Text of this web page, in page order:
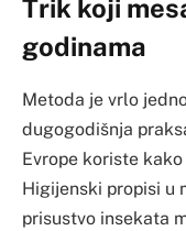
Trik koji
godinama
Metoda je vrlo
dugogodišnja
Evrope koriste
Higijenski propisi u
prisustvo insekata